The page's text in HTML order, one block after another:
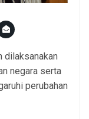
dilaksanakan
negara serta
perubahan